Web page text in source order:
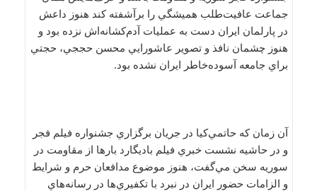
جماعت عافيت‌طلب هميشگي را برآشفته كند هنوز داعش
در پارلمان ايران دست به عمليات آدم‌كشانه‌اش نزده بود و
هنوز چشمان نافذ و تصوير عاشورايي محسن حججي، حجتي
براي جامعه آسوده‌خاطر ايران نشده بود.
آن زمان كه حاتمي‌كيا در جريان برگزاري جشنواره فيلم فجر
و در حاشيه نشست خبري فيلم باديگارد بارها از مقاومت در
سوريه سخن مي‌گفت، هنوز موضوع مدافعان حرم و شرايط
و الزامات حضور ايران در نبرد با تكفيري‌ها در رسانه‌هاي